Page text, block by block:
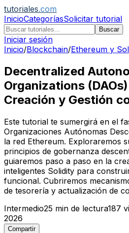
tutoriales.com
InicioCategoríasSolicitar tutorial
Buscar
Iniciar sesión
Inicio/Blockchain/Ethereum y
Decentralized
Organizations
Creación y Gestión
Este tutorial te sumergirá en el
Organizaciones Autónomas
la red Ethereum. Exploraremos
principios de gobernanza
guiaremos paso a paso en la
inteligentes Solidity para
funcional. Cubriremos
de tesorería y actualización de
Intermedio25 min de lectura187
2026
Compartir